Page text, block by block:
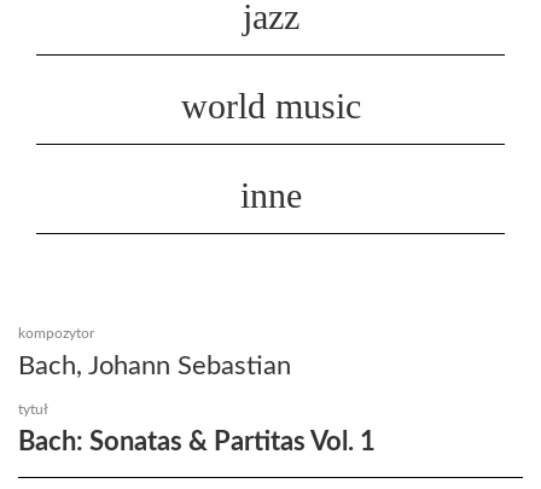
jazz
world music
inne
kompozytor
Bach, Johann Sebastian
tytuł
Bach: Sonatas & Partitas Vol. 1